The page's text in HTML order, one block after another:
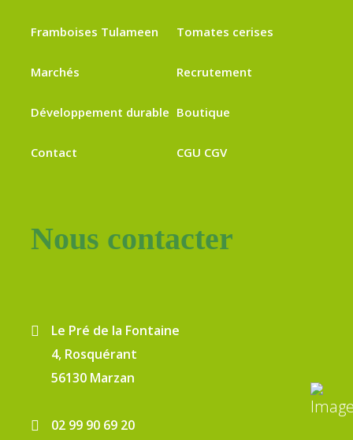
Framboises Tulameen Tomates cerises
Marchés Recrutement
Développement durable Boutique
Contact CGU CGV
Nous contacter
Le Pré de la Fontaine
4, Rosquérant
56130 Marzan
02 99 90 69 20